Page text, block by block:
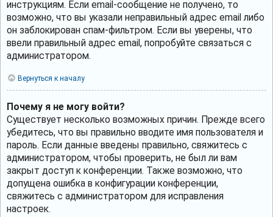
инструкциям. Если email-сообщение не получено, то
возможно, что вы указали неправильный адрес email либо
он заблокирован спам-фильтром. Если вы уверены, что
ввели правильный адрес email, попробуйте связаться с
администратором.
Вернуться к началу
Почему я не могу войти?
Существует несколько возможных причин. Прежде всего
убедитесь, что вы правильно вводите имя пользователя и
пароль. Если данные введены правильно, свяжитесь с
администратором, чтобы проверить, не был ли вам
закрыт доступ к конференции. Также возможно, что
допущена ошибка в конфигурации конференции,
свяжитесь с администратором для исправления
настроек.